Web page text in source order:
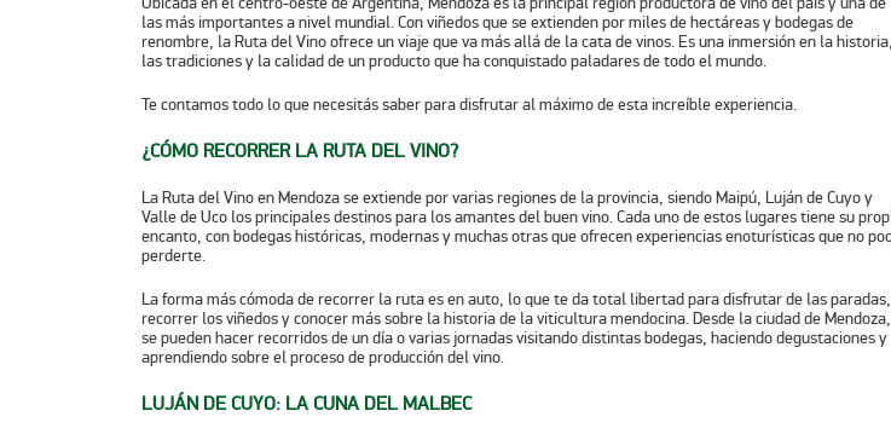
las más importantes a nivel mundial. Con viñedos que se extienden por miles de hectáreas ybodegasde
renombre, la Ruta del Vino ofrece un viaje que va más allá de la cata devinos. Es una inmersión en la historia,
las tradiciones y la calidad de un producto que ha conquistado paladares de todo el mundo.
Te contamos todo lo que necesitás saber para disfrutar al máximo de esta increíble experiencia.
¿CÓMO RECORRER LA RUTA DEL VINO?
La Ruta del Vino en Mendoza se extiende por varias regiones de la provincia, siendoMaipú, Luján de Cuyoy
Valle de Uco los principales destinos para los amantes del buenvino. Cada uno de estos lugares tiene su
encanto, conbodegashistóricas, modernas y muchas otras que ofrecen experiencias enoturísticas que no
perderte.
La forma más cómoda de recorrer la ruta es en auto, lo que te da total libertad para disfrutar de las paradas,
recorrer los viñedos y conocer más sobre la historia de la viticultura mendocina. Desde la ciudad de Mendoza,
se pueden hacer recorridos de un día o varias jornadas visitando distintasbodegas, haciendo degustaciones y
aprendiendo sobre el proceso de producción del vino.
LUJÁN DE CUYO: LA CUNA DEL MALBEC